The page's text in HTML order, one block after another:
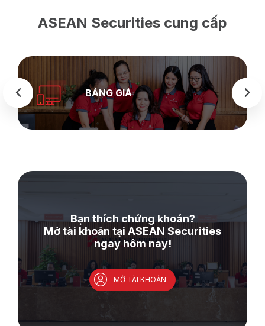
ASEAN Securities cung cấp
BẢNG GIÁ
Bạn thích chứng khoán?
Mở tài khoản tại ASEAN Securities
ngay hôm nay!
MỞ TÀI KHOẢN